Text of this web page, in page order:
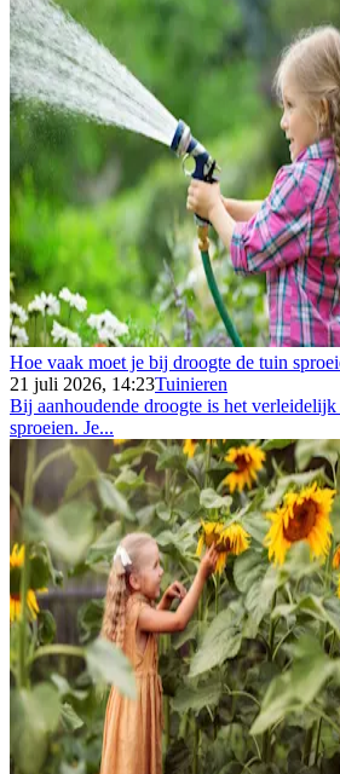
Hoe vaak moet je bij droogte de tuin
21 juli 2026, 14:23Tuinieren
Bij aanhoudende droogte is het
sproeien. Je...